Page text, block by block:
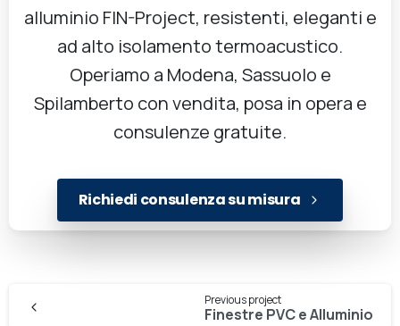
alluminio FIN-Project, resistenti, eleganti e
ad alto isolamento termoacustico.
Operiamo a Modena, Sassuolo e
Spilamberto con vendita, posa in opera e
consulenze gratuite.
Richiedi consulenza su misura
Previous project
Finestre PVC e Alluminio